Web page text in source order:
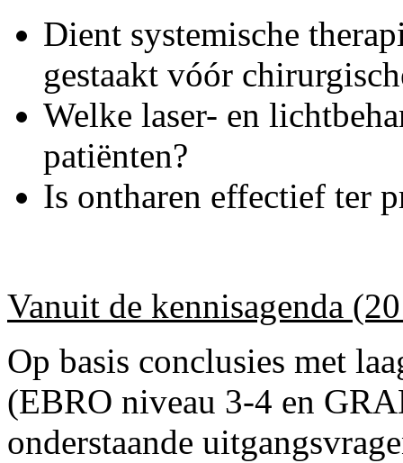
Dient systemische
gestaakt vóór
Welke laser- en
patiënten?
Is ontharen effectief ter
Vanuit de kennisagenda
Op basis conclusies met
(EBRO niveau 3-4 en
onderstaande